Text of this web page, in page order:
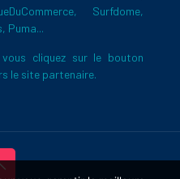
Surfdome,
Puma...
cliquez sur le bouton
le site partenaire.